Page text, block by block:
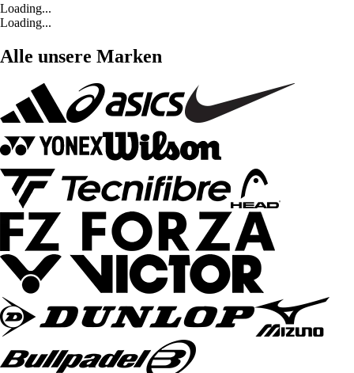
Loading...
Loading...
Alle unsere Marken